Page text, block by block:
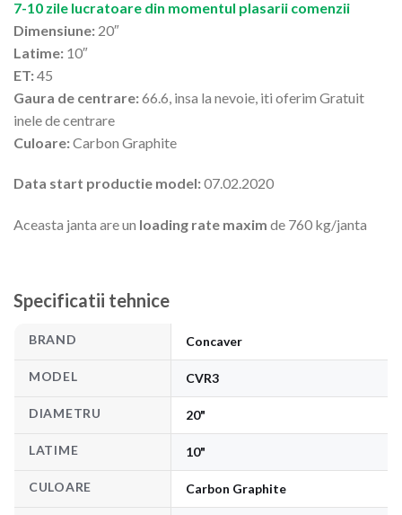
7-10 zile lucratoare din momentul plasarii comenzii
Dimensiune: 20″
Latime: 10″
ET:45
Gaura de centrare:66.6, insa la nevoie, iti oferim Gratuit
inele de centrare
Culoare:Carbon Graphite
Data start productie model:07.02.2020
Aceasta janta are un loading rate maxim de 760 kg/janta
Specificatii tehnice
BRAND Concaver
MODEL CVR3
DIAMETRU 20"
LATIME 10"
CULOARE Carbon Graphite